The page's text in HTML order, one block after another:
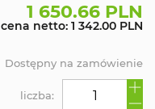
1 650.66 PLN
cena netto: 1 342.00 PLN
liczba:
Dostępny na zamówienie